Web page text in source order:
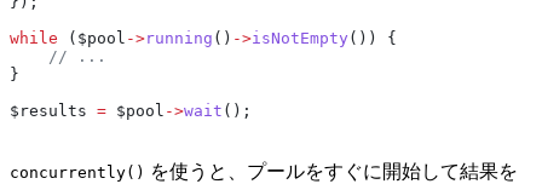
while ( $pool ->running () ->isNotEmpty ()) {
    // ...
}
$results = $pool ->wait ();
concurrently() を使うと、プールをすぐに開始して結果を